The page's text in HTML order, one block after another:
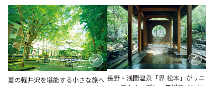
夏の軽井沢を堪能する小さな旅へ 長野・浅間温泉「界 松本」がリニ